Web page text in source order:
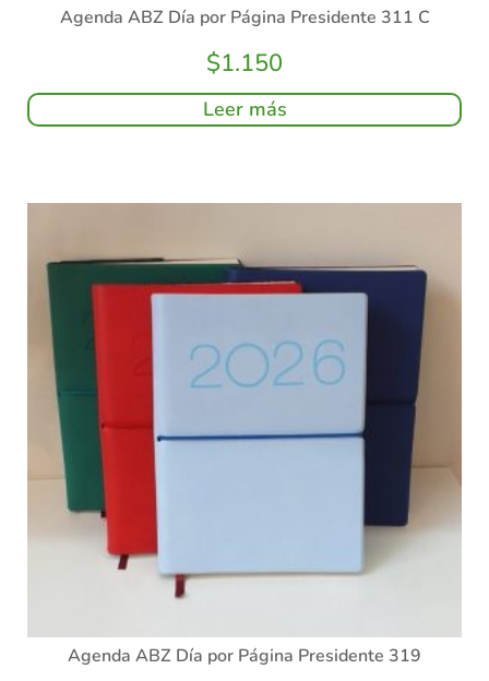
Agenda ABZ Día por Página Presidente 311 C
$1.150
Leer más
Agenda ABZ Día por Página Presidente 319